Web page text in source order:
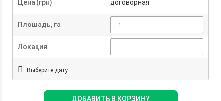
Цена (грн) договорная
Площадь, га
Локация
Выберите дату
ДОБАВИТЬ В КОРЗИНУ